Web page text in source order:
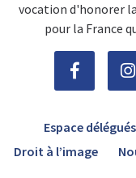
vocation d'honorer
pour la France
Espace délégués
Droit à l’image